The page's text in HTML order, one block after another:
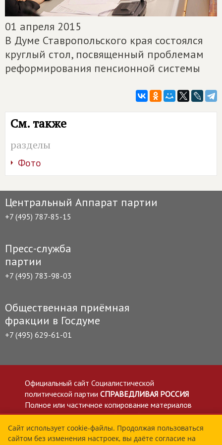
01 апреля 2015
В Думе Ставропольского края состоялся
круглый стол, посвященный проблемам
реформирования пенсионной системы
См. также
разделы
Фото
Центральный Аппарат партии
+7 (495) 787-85-15
Пресс-служба
партии
+7 (495) 783-98-03
Общественная приёмная
фракции в Госдуме
+7 (495) 629-61-01
Официальный сайт Социалистической
политической партии СПРАВЕДЛИВАЯ РОССИЯ
Полное или частичное копирование материалов
приветствуется со ссылкой на сайт spravedlivo.ru
Политика в отношении обработки персональных
данных
Сайт использует cookie-файлы. Продолжая пользоваться
сайтом без изменения настроек, вы даёте согласие на